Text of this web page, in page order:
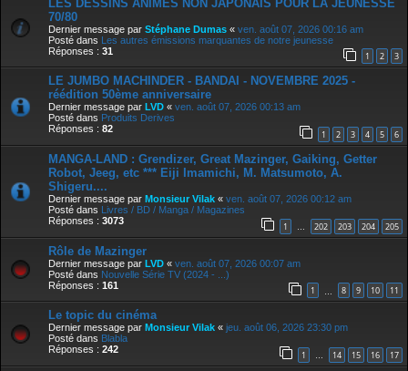
LES DESSINS ANIMÉS NON JAPONAIS POUR LA JEUNESSE
70/80
Dernier message par Stéphane Dumas « ven. août 07, 2026 00:16 am
Posté dans Les autres émissions marquantes de notre jeunesse
Réponses : 31 1 2 3
LE JUMBO MACHINDER - BANDAI - NOVEMBRE 2025 -
réédition 50ème anniversaire
Dernier message par LVD « ven. août 07, 2026 00:13 am
Posté dans Produits Derives
Réponses : 82 1 2 3 4 5 6
MANGA-LAND : Grendizer, Great Mazinger, Gaiking, Getter
Robot, Jeeg, etc *** Eiji Imamichi, M. Matsumoto, A.
Shigeru....
Dernier message par Monsieur Vilak « ven. août 07, 2026 00:12 am
Posté dans Livres / BD / Manga / Magazines
Réponses : 3073 1 … 202 203 204 205
Rôle de Mazinger
Dernier message par LVD « ven. août 07, 2026 00:07 am
Posté dans Nouvelle Série TV (2024 - ...)
Réponses : 161 1 8 9 10 11
Le topic du cinéma
Dernier message par Monsieur Vilak « jeu. août 06, 2026 23:30 pm
Posté dans Blabla
Réponses : 242 1 … 14 15 16 17